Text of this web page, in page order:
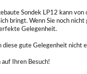
Sondek LP12 kann
bringt. Wenn Sie noch
Gelegenheit.
diese gute Gelegenheit nicht
auf Ihren Besuch!